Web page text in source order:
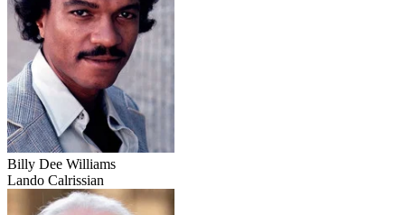
Billy Dee Williams
Lando Calrissian